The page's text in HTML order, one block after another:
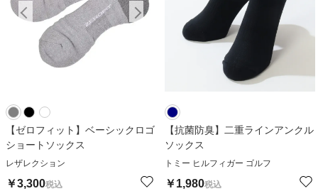
【ゼロフィット】ベーシックロゴ
ショートソックス
レザレクション
￥3,300税込
【抗菌防臭】二重ラインアンクル
ソックス
トミー ヒルフィガー ゴルフ
￥1,980税込